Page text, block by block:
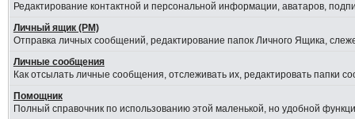
Редактирование контактной и персональной информации, аватаров,
Личный ящик (PM)
Отправка личных сообщений, редактирование папок Личного Ящика,
Личные сообщения
Как отсылать личные сообщения, отслеживать их, редактировать папки
Помощник
Полный справочник по использованию этой маленькой, но удобной